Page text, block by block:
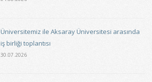
Üniversitemiz ile Aksaray Üniversitesi arasında
iş birliği toplantısı
30.07.2026